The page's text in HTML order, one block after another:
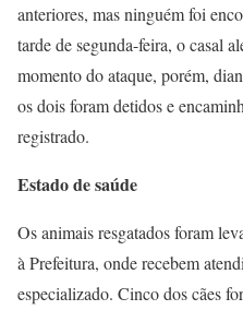
anteriores, mas ninguém foi
tarde de segunda-feira, o casal
momento do ataque, porém,
os dois foram detidos e
registrado.
Estado de saúde
Os animais resgatados foram
à Prefeitura, onde recebem
especializado. Cinco dos cães